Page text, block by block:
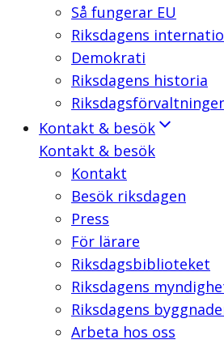
Så fungerar EU
Riksdagens
Demokrati
Riksdagens historia
Kontakt & besök
Kontakt & besök
Kontakt
Besök riksdagen
Press
För lärare
Riksdagsbiblioteket
Riksdagens
Riksdagens
Arbeta hos oss